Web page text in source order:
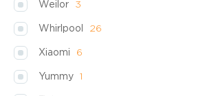
Weilor 3
Whirlpool 26
Xiaomi 6
Yummy 1